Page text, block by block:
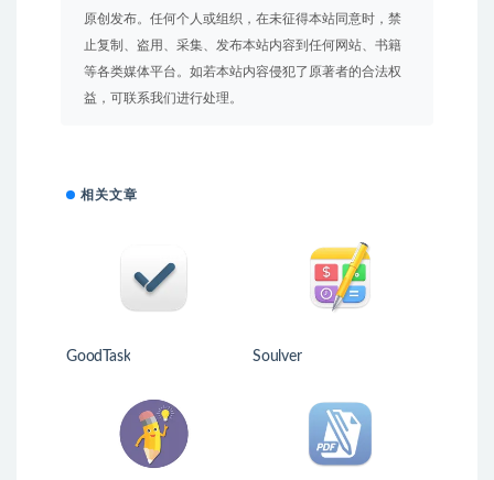
原创发布。任何个人或组织，在未征得本站同意时，禁
止复制、盗用、采集、发布本站内容到任何网站、书籍
等各类媒体平台。如若本站内容侵犯了原著者的合法权
益，可联系我们进行处理。
相关文章
GoodTask Soulver